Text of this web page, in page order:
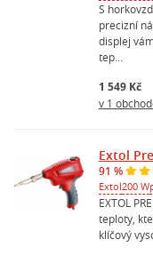
S
precizní
displej
tep...
1 549 Kč
v 1
Extol
91 %
Extol200 W
EXTOL
teploty,
klíčový